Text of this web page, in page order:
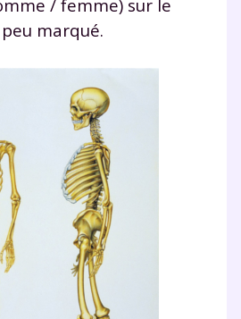
/ femme) sur le
marqué.